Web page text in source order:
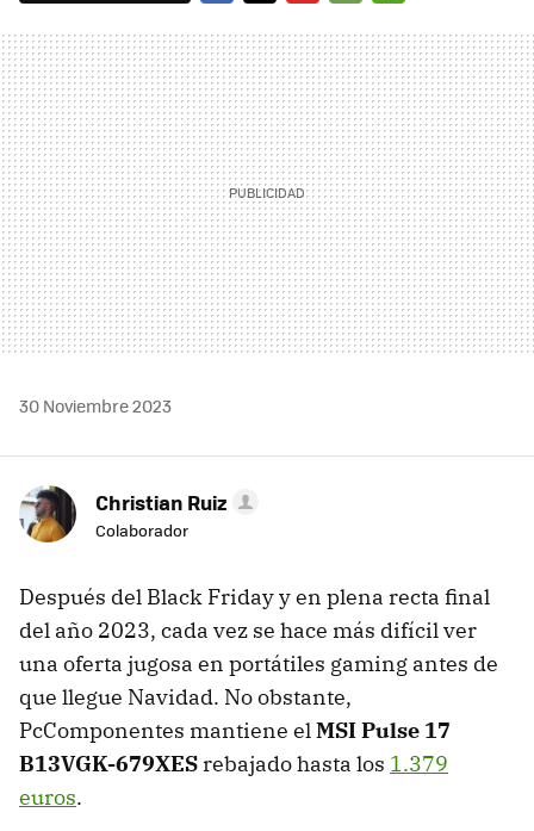
MAIL
30 Noviembre 2023
Christian Ruiz
Colaborador
Después del Black Friday y en plena recta final
del año 2023, cada vez se hace más difícil ver
una oferta jugosa en portátiles gaming antes de
que llegue Navidad. No obstante,
PcComponentes mantiene elMSI Pulse 17
B13VGK-679XES rebajado hasta los 1.379
euros.